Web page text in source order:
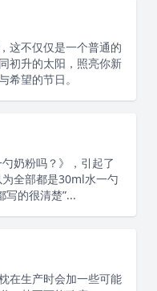
这不仅仅是一个普通的
初升的太阳，照亮你新
望的节日。
奶粉吗？》，引起了
全部都是30ml水一勺
写的很清楚”...
在生产时会加一些可能